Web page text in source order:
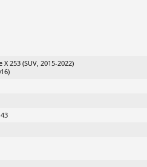
253 (SUV, 2015-2022)